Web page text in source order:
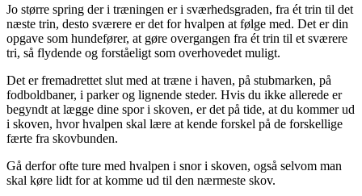
Jo større spring der i træningen er i sværhedsgraden, fra ét trin til det
næste trin, desto sværere er det for hvalpen at følge med. Det er din
opgave som hundefører, at gøre overgangen fra ét trin til et sværere
tri, så flydende og forståeligt som overhovedet muligt.
Det er fremadrettet slut med at træne i haven, på stubmarken, på
fodboldbaner, i parker og lignende steder. Hvis du ikke allerede er
begyndt at lægge dine spor i skoven, er det på tide, at du kommer ud
i skoven, hvor hvalpen skal lære at kende forskel på de forskellige
færte fra skovbunden.
Gå derfor ofte ture med hvalpen i snor i skoven, også selvom man
skal køre lidt for at komme ud til den nærmeste skov.